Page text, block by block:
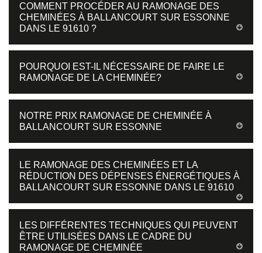
COMMENT PROCÉDER AU RAMONAGE DES
CHEMINÉES À BALLANCOURT SUR ESSONNE
DANS LE 91610 ?
POURQUOI EST-IL NÉCESSAIRE DE FAIRE LE
RAMONAGE DE LA CHEMINÉE?
NOTRE PRIX RAMONAGE DE CHEMINÉE À
BALLANCOURT SUR ESSONNE
LE RAMONAGE DES CHEMINÉES ET LA
RÉDUCTION DES DÉPENSES ÉNERGÉTIQUES À
BALLANCOURT SUR ESSONNE DANS LE 91610
LES DIFFÉRENTES TECHNIQUES QUI PEUVENT
ÊTRE UTILISÉES DANS LE CADRE DU
RAMONAGE DE CHEMINÉE